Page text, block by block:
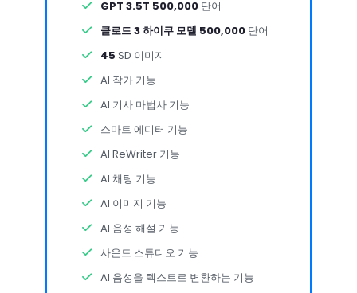
GPT 3.5T 500,000 단어
클로드 3 하이쿠 모델 500,000 단어
45 SD 이미지
AI 작가 기능
AI 기사 마법사 기능
스마트 에디터 기능
AI ReWriter 기능
AI 채팅 기능
AI 이미지 기능
AI 음성 해설 기능
사운드 스튜디오 기능
AI 음성을 텍스트로 변환하는 기능